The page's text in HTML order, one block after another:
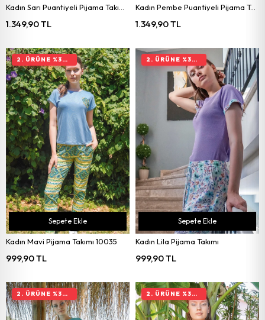
1.349,90 TL
Kadın Pembe Puantiyeli Pijama Takımı 10038
1.349,90 TL
Kadın Mavi Pijama Takımı 10035
999,90 TL
Sepete Ekle
2. ÜRÜNE %30 İNDIRIM
Kadın Lila Pijama Takımı
999,90 TL
Sepete Ekle
2. ÜRÜNE %30 İNDIRIM
2. ÜRÜNE %30 İNDIRIM 2. ÜRÜNE %30 İNDIRIM